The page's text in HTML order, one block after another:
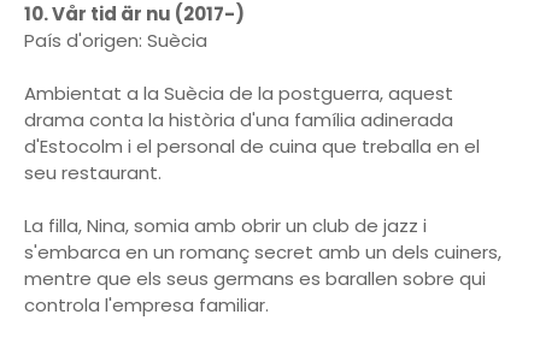
10. Vår tid är nu (2017-)
País d'origen: Suècia
Ambientat a la Suècia de la postguerra, aquest
drama conta la història d'una família adinerada
d'Estocolm i el personal de cuina que treballa en el
seu restaurant.
La filla, Nina, somia amb obrir un club de jazz i
s'embarca en un romanç secret amb un dels cuiners,
mentre que els seus germans es barallen sobre qui
controla l'empresa familiar.